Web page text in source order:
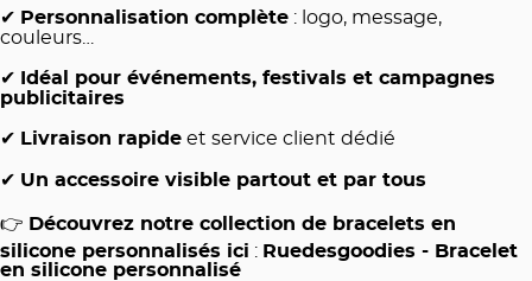
✔ Personnalisation complète : logo, message,
couleurs…
✔ Idéal pour événements, festivals et campagnes
publicitaires
✔ Livraison rapide et service client dédié
✔ Un accessoire visible partout et par tous
👉 Découvrez notre collection de bracelets en
silicone personnalisés ici : Ruedesgoodies - Bracelet
en silicone personnalisé